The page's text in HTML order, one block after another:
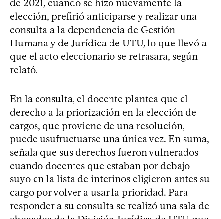
de 2021, cuando se hizo nuevamente la
elección, prefirió anticiparse y realizar una
consulta a la dependencia de Gestión
Humana y de Jurídica de UTU, lo que llevó a
que el acto eleccionario se retrasara, según
relató.
En la consulta, el docente plantea que el
derecho a la priorización en la elección de
cargos, que proviene de una resolución,
puede usufructuarse una única vez. En suma,
señala que sus derechos fueron vulnerados
cuando docentes que estaban por debajo
suyo en la lista de interinos eligieron antes su
cargo por volver a usar la prioridad. Para
responder a su consulta se realizó una sala de